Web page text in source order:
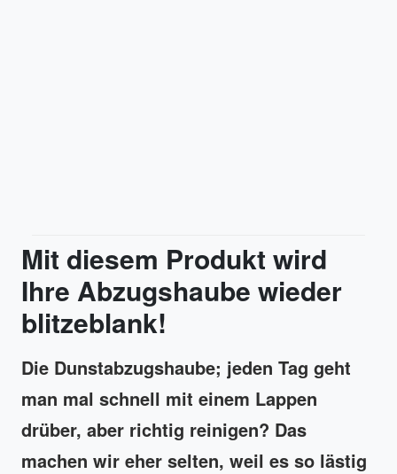
Mit diesem Produkt wird
Ihre Abzugshaube wieder
blitzeblank!
Die Dunstabzugshaube; jeden Tag geht
man mal schnell mit einem Lappen
drüber, aber richtig reinigen? Das
machen wir eher selten, weil es so lästig